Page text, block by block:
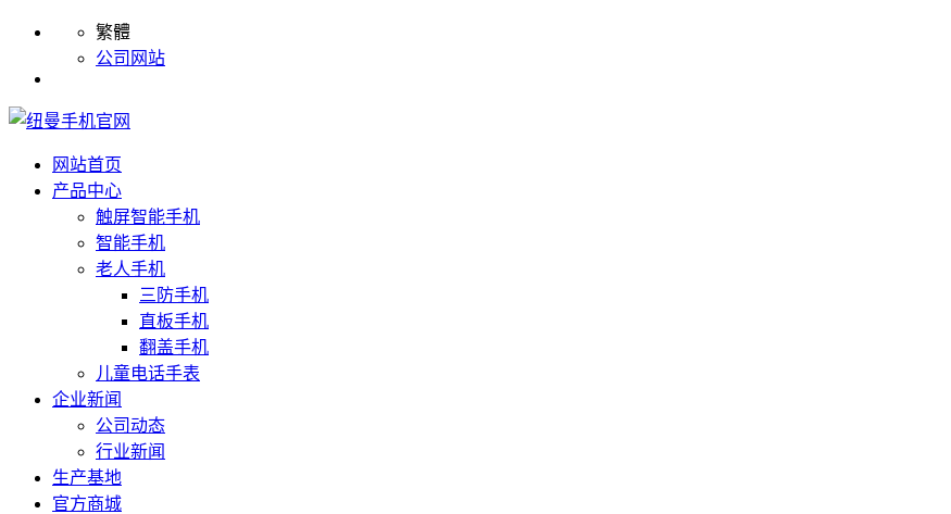
繁體
公司网站
网站首页
产品中心
触屏智能手机
智能手机
老人手机
三防手机
直板手机
翻盖手机
儿童电话手表
企业新闻
公司动态
行业新闻
生产基地
官方商城